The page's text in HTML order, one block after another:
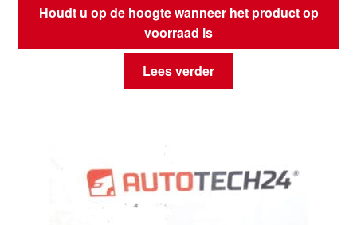
Houdt u op de hoogte wanneer het product op
voorraad is
Lees verder